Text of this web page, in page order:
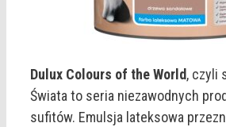
Dulux Colours of the World, czyli
Świata to seria niezawodnych
sufitów. Emulsja lateksowa